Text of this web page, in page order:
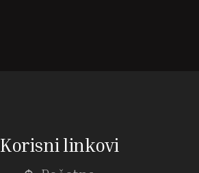
Korisni linkovi